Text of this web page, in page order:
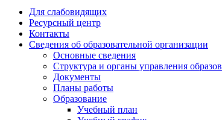
Для слабовидящих
Ресурсный центр
Контакты
Сведения об образовательной организации
Основные сведения
Структура и органы управления
Документы
Планы работы
Образование
Учебный план